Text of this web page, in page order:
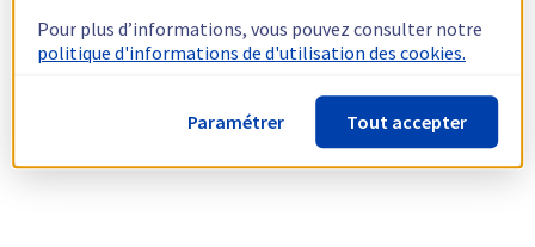
Pour plus d’informations, vous pouvez consulter notre
politique d'informations de d'utilisation des cookies.
Paramétrer Tout accepter